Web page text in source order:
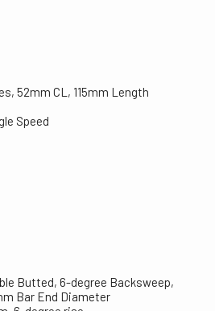
52mm CL, 115mm Length
Speed
Butted, 6-degree Backsweep,
Bar End Diameter